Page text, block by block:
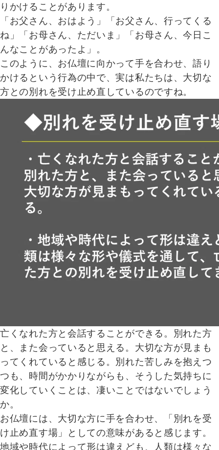
りかけることがあります。
「お父さん、おはよう」「お父さん、行ってくる
ね」「お母さん、ただいま」「お母さん、今日こ
んなことがあったよ」。
このように、お仏壇に向かって手を合わせ、語り
かけるという行為の中で、実は私たちは、大切な
方との別れを受け止め直しているのですね。
亡くなれた方と会話することができる。別れた方
と、また会っていると思える。大切な方が見まも
ってくれていると感じる。別れた苦しみを抱えつ
つも、時間がかかりながらも、そうした気持ちに
変化していくことは、凄いことではないでしょう
か。
お仏壇には、大切な方に手を合わせ、「別れを受
け止め直す場」としての意味があると感じます。
地域や時代によって形は違えども、人類は様々な